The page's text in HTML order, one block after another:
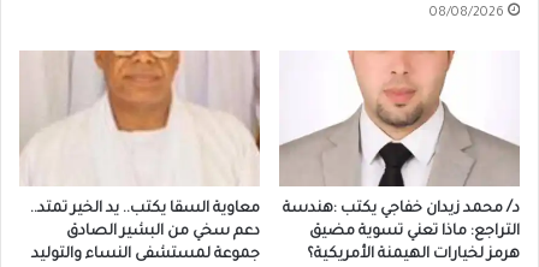
08/08/2026
د/ محمد زيدان خفاجي يكتب :هندسة
التراجع: ماذا تعني تسوية مضيق
هرمز لخيارات الهيمنة الأمريكية؟
معاوية السقا يكتب.. يد الخير تمتد..
دعم سخي من البشير الصادق
جموعة لمستشفى النساء والتوليد